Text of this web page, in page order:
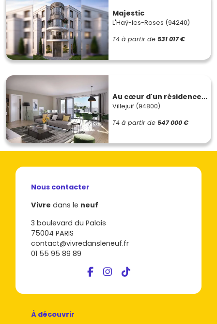
Majestic
L'Haÿ-les-Roses (94240)
T4 à partir de 531 017 €
Au cœur d'un résidence...
Villejuif (94800)
T4 à partir de 547 000 €
Nous contacter
Vivre dans le neuf
3 boulevard du Palais
75004 PARIS
contact@vivredansleneuf.fr
01 55 95 89 89
À découvrir